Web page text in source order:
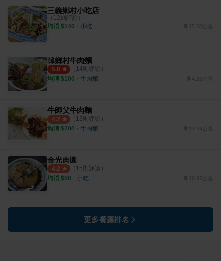
三義鄉村小吃店
（ 12則評論）
均消 $140 ・ 小吃 15.88公里
韓鄉村牛肉麵
5.0 （ 14則評論）
均消 $100 ・ 牛肉麵 4.26公里
牛師父牛肉麵
4.2 （ 13則評論）
均消 $200 ・ 牛肉麵 13.34公里
金光肉圓
4.2 （ 15則評論）
均消 $50 ・ 小吃
更多餐廳排名